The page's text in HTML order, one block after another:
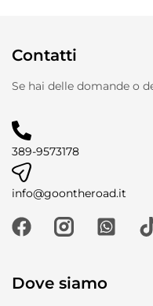
Contatti
Se hai delle domande o
389-9573178
info@goontheroad.it
Dove siamo